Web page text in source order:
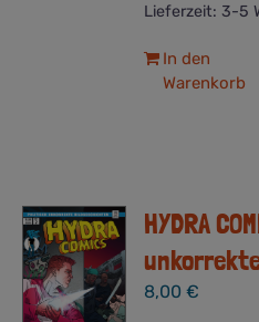
Lieferzeit: 3-5
In den
Warenkorb
HYDRA
8,00€